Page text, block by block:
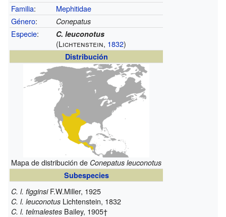
Familia:
Mephitidae
Género: Conepatus
Especie: C. leuconotus
(Lichtenstein, 1832)
Distribución
Mapa de distribución de Conepatus leuconotus
Subespecies
C. l. figginsi F.W.Miller, 1925
C. l. leuconotus Lichtenstein, 1832
C. l. telmalestes Bailey, 1905†